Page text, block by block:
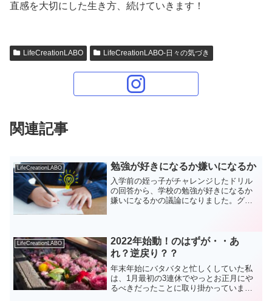
直感を大切にした生き方、続けていきます！
LifeCreationLABO LifeCreationLABO-日々の気づき
関連記事
LifeCreationLABO 勉強が好きになるか嫌いになるか
入学前の姪っ子がチャレンジしたドリル
の回答から、学校の勉強が好きになるか
嫌いになるかの議論になりました。グロ
るきっかけに。
LifeCreationLABO
2022年始動！のはずが・・あ
れ？逆戻り？？
年末年始にバタバタと忙しくしていた私
は、1月最初の3連休でやっとお正月にや
るべきだったことに取り掛かっていま